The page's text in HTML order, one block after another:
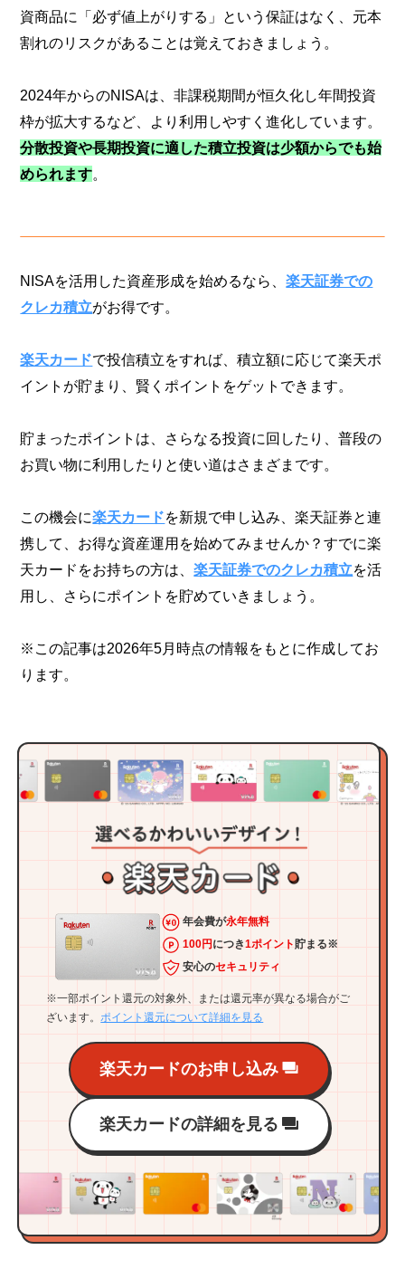
資商品に「必ず値上がりする」という保証はなく、元本
割れのリスクがあることは覚えておきましょう。
2024年からのNISAは、非課税期間が恒久化し年間投資
枠が拡大するなど、より利用しやすく進化しています。
分散投資や長期投資に適した積立投資は少額からでも始
められます。
NISAを活用した資産形成を始めるなら、楽天証券での
クレカ積立がお得です。
楽天カードで投信積立をすれば、積立額に応じて楽天ポ
イントが貯まり、賢くポイントをゲットできます。
貯まったポイントは、さらなる投資に回したり、普段の
お買い物に利用したりと使い道はさまざまです。
この機会に楽天カードを新規で申し込み、楽天証券と連
携して、お得な資産運用を始めてみませんか？すでに楽
天カードをお持ちの方は、楽天証券でのクレカ積立を活
用し、さらにポイントを貯めていきましょう。
※この記事は2026年5月時点の情報をもとに作成してお
ります。
年会費が永年無料
100円 につき1ポイント貯まる※
安心のセキュリティ
※一部ポイント還元の対象外、または還元率が異なる場合がご
ざいます。ポイント還元について詳細を見る
楽天カードのお申し込み
楽天カードの詳細を見る